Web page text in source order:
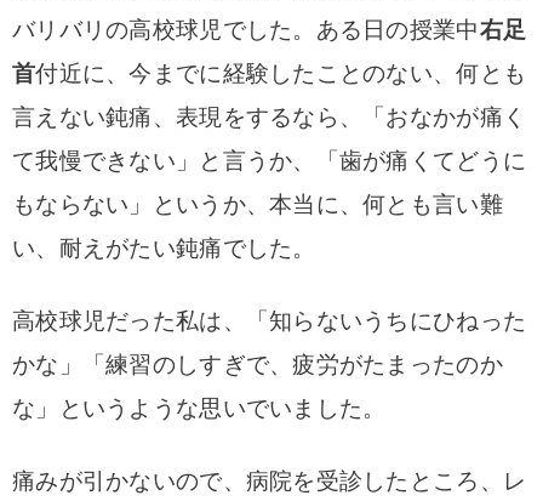
バリバリの高校球児でした。 ある日の授業中右足
首付近に、今までに経験したことのない、何とも
言えない鈍痛、表現をするなら、
「おなかが痛く
て我慢できない」と言うか、「歯が痛くてどうに
もならない」というか、本当に、何とも言い難
い、耐えがたい鈍痛でした。
高校球児だった私は、「知らないうちにひねった
かな」「練習のしすぎで、疲労がたまったのか
な」というような思いでいました。
痛みが引かないので、病院を受診したところ、レ